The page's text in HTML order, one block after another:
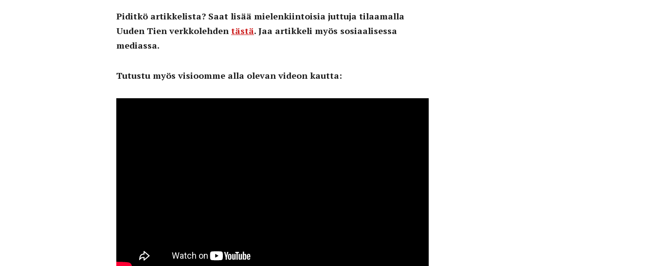
Piditkö artikkelista? Saat lisää mielenkiintoisia juttuja tilaamalla
Uuden Tien verkkolehden tästä. Jaa artikkeli myös sosiaalisessa
mediassa.
Tutustu myös visioomme alla olevan videon kautta: